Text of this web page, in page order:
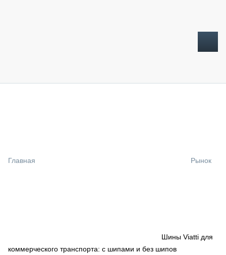
СПЕЦПРОЕКТЫ
Главная Рынок
Шины Viatti для
коммерческого транспорта: с шипами и без шипов